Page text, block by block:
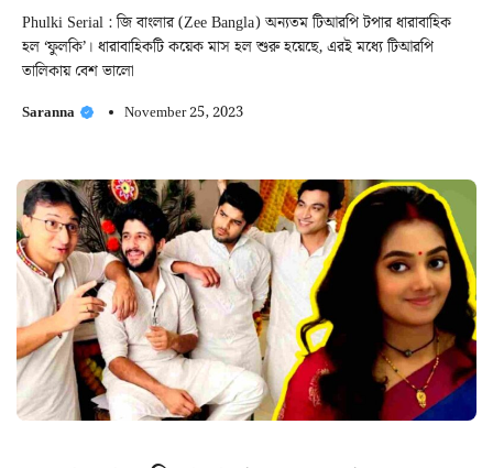
Phulki Serial : জি বাংলার (Zee Bangla) অন্যতম টিআরপি টপার ধারাবাহিক
হল ‘ফুলকি’। ধারাবাহিকটি কয়েক মাস হল শুরু হয়েছে, এরই মধ্যে টিআরপি
তালিকায় বেশ ভালো
Saranna November 25, 2023